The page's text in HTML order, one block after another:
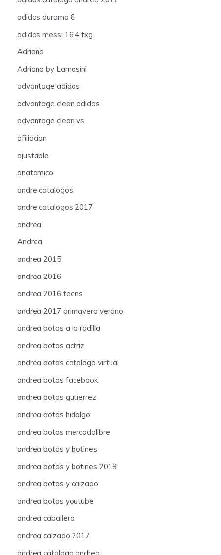
adidas duramo 8
adidas messi 16.4 fxg
Adriana
Adriana by Lamasini
advantage adidas
advantage clean adidas
advantage clean vs
afiliacion
ajustable
anatomico
andre catalogos
andre catalogos 2017
andrea
Andrea
andrea 2015
andrea 2016
andrea 2016 teens
andrea 2017 primavera verano
andrea botas a la rodilla
andrea botas actriz
andrea botas catalogo virtual
andrea botas facebook
andrea botas gutierrez
andrea botas hidalgo
andrea botas mercadolibre
andrea botas y botines
andrea botas y botines 2018
andrea botas y calzado
andrea botas youtube
andrea caballero
andrea calzado 2017
andrea catalogo andrea